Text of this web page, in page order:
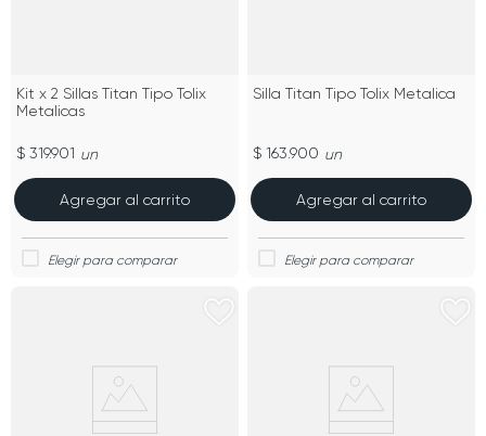
Kit x 2 Sillas Titan Tipo Tolix
Metalicas
$ 319.901 un
Agregar al carrito
Silla Titan Tipo Tolix Metalica
$ 163.900 un
Agregar al carrito